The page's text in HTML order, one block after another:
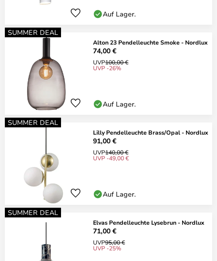
Auf Lager.
SUMMER DEAL
Alton 23 Pendelleuchte Smoke - Nordlux
74,00 €
UVP100,00 €
UVP -26%
Auf Lager.
SUMMER DEAL
Lilly Pendelleuchte Brass/Opal - Nordlux
91,00 €
UVP140,00 €
UVP -49,00 €
Auf Lager.
SUMMER DEAL
Elvas Pendelleuchte Lysebrun - Nordlux
71,00 €
UVP95,00 €
UVP -25%